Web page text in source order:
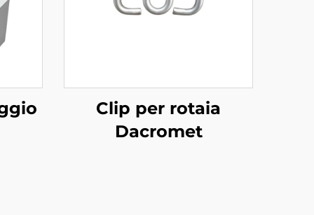
Clip per rotaia
Dacromet